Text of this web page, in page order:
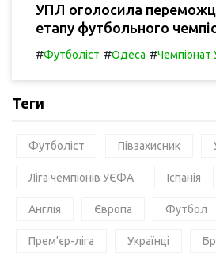
УПЛ оголосила
етапу футбольного
#Футболіст #Одеса #Чемпіонат
Теги
Футболіст Півзахисник
Ліга чемпіонів УЄФА Іспанія
Англія Європа Футбол
Прем'єр-ліга Українці